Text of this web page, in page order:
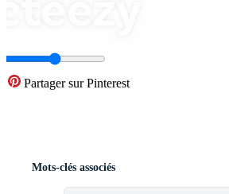
Partager sur Pinterest
Mots-clés associés